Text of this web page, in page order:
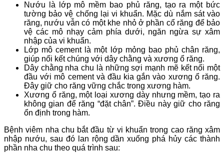
Nướu là lớp mô mềm bao phủ răng, tạo ra một bức
tường bảo vệ chống lại vi khuẩn. Mặc dù nắm sát vào
răng, nướu vẫn có một khe nhỏ ở phần cổ răng để bảo
vệ các mô nhạy cảm phía dưới, ngăn ngừa sự xâm
nhập của vi khuẩn.
Lớp mô cement là một lớp mỏng bao phủ chân răng,
giúp nối kết chúng với dây chằng và xương ổ răng.
Dây chằng nha chu là những sợi mạnh mẽ kết nối một
đầu với mô cement và đầu kia gắn vào xương ổ răng.
Đây giữ cho răng vững chắc trong xương hàm.
Xương ổ răng, một loại xương dày nhưng mềm, tạo ra
không gian để răng “đặt chân”. Điều này giữ cho răng
ổn định trong hàm.
Bệnh viêm nha chu bắt đầu từ vi khuẩn trong cao răng xâm
nhập nướu, sau đó lan rộng dần xuống phá hủy các thành
phần nha chu theo quá trình sau: